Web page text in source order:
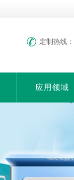
定制热线：
应用领域